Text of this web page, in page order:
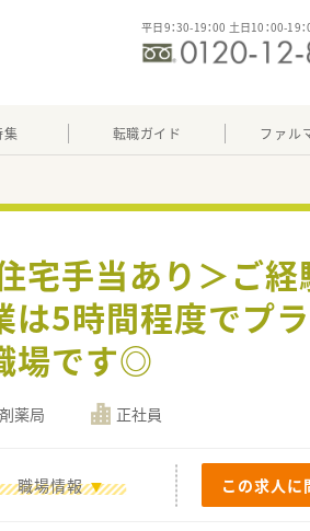
平日9：30-19：00 土日10：00-19：
集 転職ガイド ファル
宅手当あり＞ご
5時間程度でプ
場です◎
薬局 正社員
職場情報 この求人に